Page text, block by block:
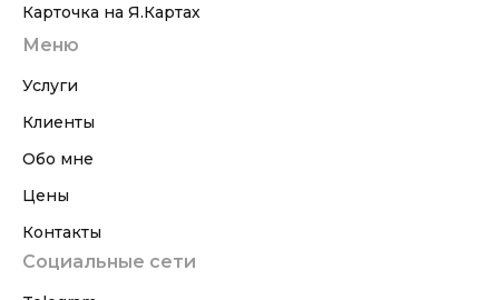
Карточка на Я.Картах
Меню
Услуги
Клиенты
Обо мне
Цены
Контакты
Социальные сети